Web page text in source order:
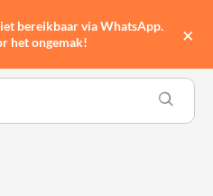
bereikbaar via WhatsApp.
het ongemak!
×